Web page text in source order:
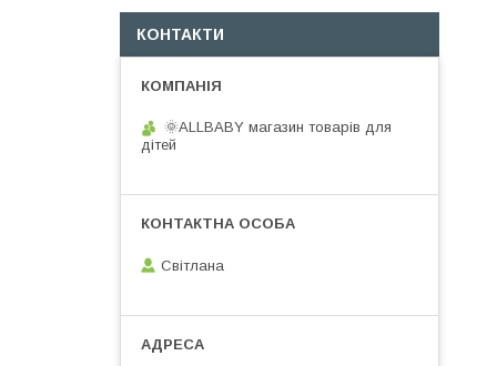
КОНТАКТИ
🌞ALLBABY магазин товарів для
дітей
Світлана